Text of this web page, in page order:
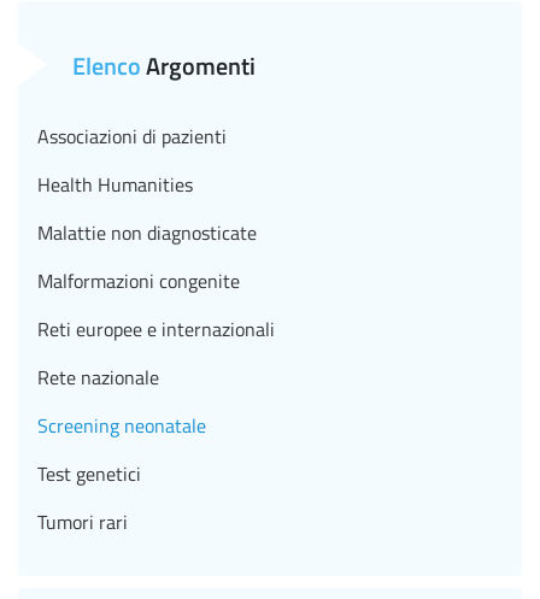
ElencoArgomenti
Associazioni di pazienti
Health Humanities
Malattie non diagnosticate
Malformazioni congenite
Reti europee e internazionali
Rete nazionale
Screening neonatale
Test genetici
Tumori rari